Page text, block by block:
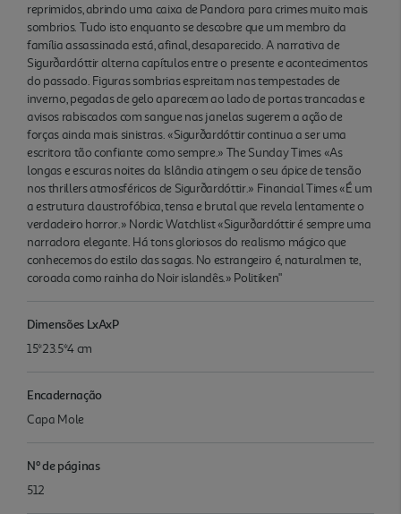
reprimidos, abrindo uma caixa de Pandora para crimes muito mais
sombrios. Tudo isto enquanto se descobre que um membro da
família assassinada está, afinal, desaparecido. A narrativa de
Sigurðardóttir alterna capítulos entre o presente e acontecimentos
do passado. Figuras sombrias espreitam nas tempestades de
inverno, pegadas de gelo aparecem ao lado de portas trancadas e
avisos rabiscados com sangue nas janelas sugerem a ação de
forças ainda mais sinistras. «Sigurðardóttir continua a ser uma
escritora tão confiante como sempre.» The Sunday Times «As
longas e escuras noites da Islândia atingem o seu ápice de tensão
nos thrillers atmosféricos de Sigurðardóttir.» Financial Times «É um
a estrutura claustrofóbica, tensa e brutal que revela lentamente o
verdadeiro horror.» Nordic Watchlist «Sigurðardóttir é sempre uma
narradora elegante. Há tons gloriosos do realismo mágico que
conhecemos do estilo das sagas. No estrangeiro é, naturalmen te,
coroada como rainha do Noir islandês.» Politiken"
Dimensões LxAxP
15*23.5*4 cm
Encadernação
Capa Mole
Nº de páginas
512